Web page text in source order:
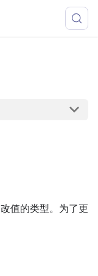
值的类型。为了更